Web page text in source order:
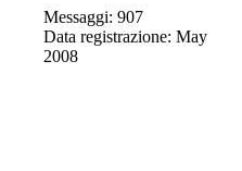
Messaggi: 907
Data registrazione: May
2008